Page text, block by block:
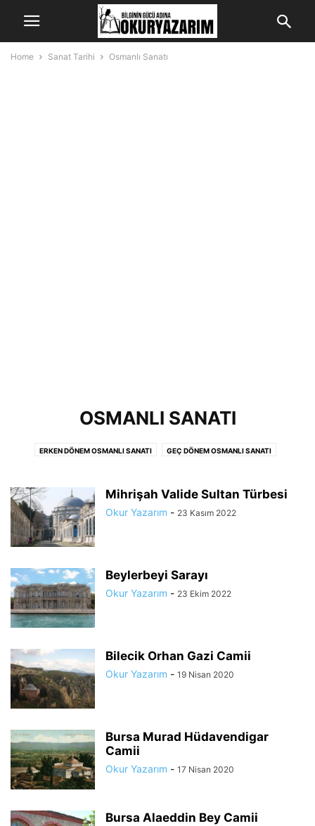
Home Sanat Tarihi Osmanlı Sanatı
OSMANLI SANATI
ERKEN DÖNEM OSMANLI SANATI GEÇ DÖNEM OSMANLI SANATI
Mihrişah Valide Sultan Türbesi
Okur Yazarım - 23 Kasım 2022
Beylerbeyi Sarayı
Okur Yazarım - 23 Ekim 2022
Bilecik Orhan Gazi Camii
Okur Yazarım - 19 Nisan 2020
Bursa Murad Hüdavendigar
Camii
Okur Yazarım - 17 Nisan 2020
Bursa Alaeddin Bey Camii